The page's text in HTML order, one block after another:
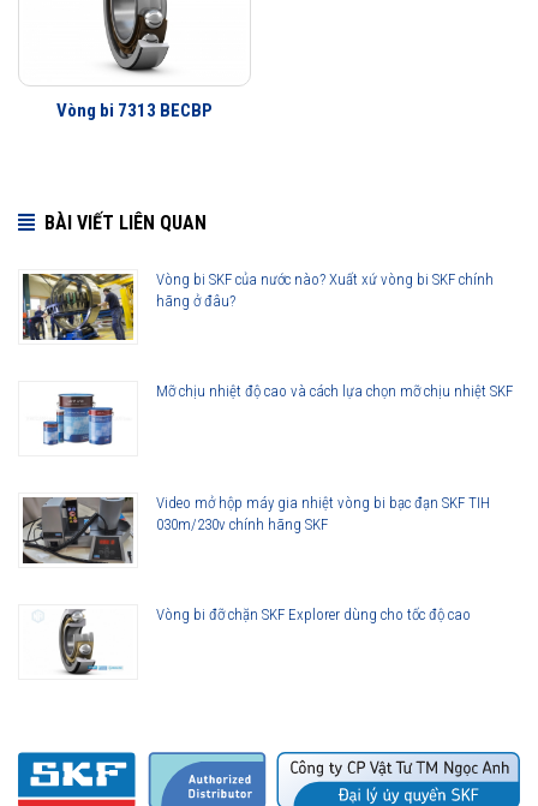
Vòng bi 7313 BECBP
BÀI VIẾT LIÊN QUAN
Vòng bi SKF của nước nào? Xuất xứ vòng bi SKF chính
hãng ở đâu?
Mỡ chịu nhiệt độ cao và cách lựa chọn mỡ chịu nhiệt SKF
Video mở hộp máy gia nhiệt vòng bi bạc đạn SKF TIH
030m/230v chính hãng SKF
Vòng bi đỡ chặn SKF Explorer dùng cho tốc độ cao